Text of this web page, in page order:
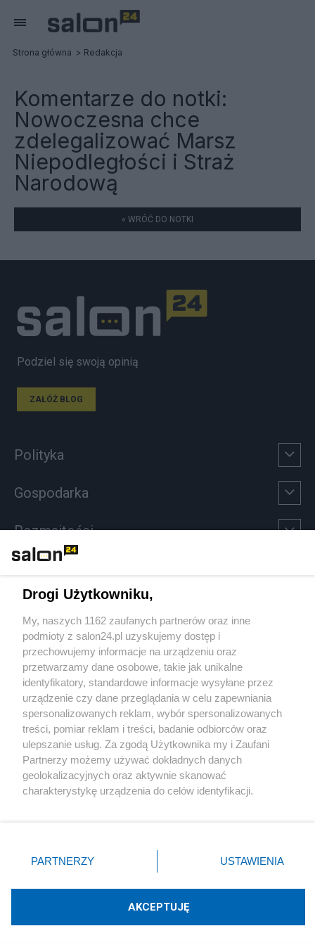
Strona główna Redakcja
Komentarze do notki:
Nowoczesna chce
zdelegalizować Marsz
Niepodległości i Straż
Narodową
« WRÓĆ DO NOTKI
Podziel się swoją opinią
ZAŁÓŻ BLOG
Polityka
Gospodarka
Rozmaitości
Sport
Społeczeństwo
Kultura
X Facebook Instagram Youtube
Technologię dostarcza:W3media.pl
Drogi Użytkowniku,
My, naszych 1162 zaufanych partnerów oraz inne
podmioty z salon24.pl uzyskujemy dostęp i
przechowujemy informacje na urządzeniu oraz
przetwarzamy dane osobowe, takie jak unikalne
identyfikatory, standardowe informacje wysyłane przez
urządzenie czy dane przeglądania w celu zapewniania
spersonalizowanych reklam, wybór spersonalizowanych
treści, pomiar reklam i treści, badanie odbiorców oraz
ulepszanie usług. Za zgodą Użytkownika my i Zaufani
Partnerzy możemy używać dokładnych danych
geolokalizacyjnych oraz aktywnie skanować
charakterystykę urządzenia do celów identyfikacji.
zmienić/wycofać klikając przycisk ustawień prywatności
znajdujący się w lewym dolnym rogu strony
rodzaje przetwarzania danych nie wymagają zgody
użytkownika, ale masz prawo sprzeciwić się takiemu
PARTNERZY USTAWIENIA
AKCEPTUJĘ